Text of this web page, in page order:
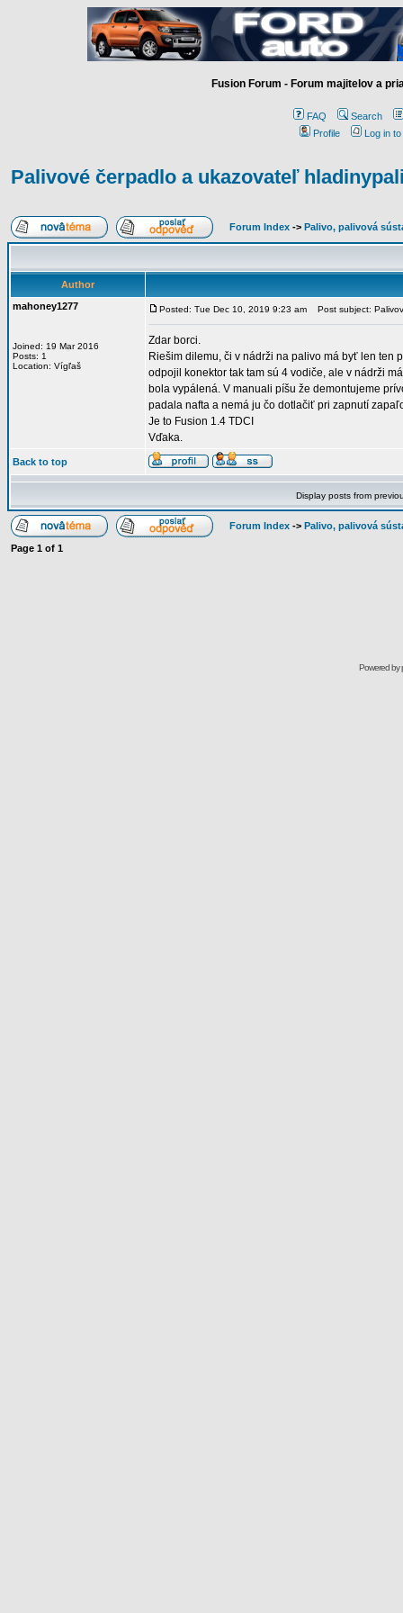
Fusion Forum - Forum majitelov a
FAQ
Search
Profile
Log in
Palivové čerpadlo a ukazovateľ
Forum Index -> Palivo, palivová
Author
mahoney1277
Joined: 19 Mar 2016
Posts: 1
Location: Vígľaš
Posted: Tue Dec 10, 2019 9:23 am Post subject:
Zdar borci.
Riešim dilemu, či v nádrži na palivo má byť len ten
odpojil konektor tak tam sú 4 vodiče, ale v nádrži
bola vypálená. V manuali píšu že demontujeme
padala nafta a nemá ju čo dotlačiť pri zapnutí
Je to Fusion 1.4 TDCI
Vďaka.
Back to top
Display posts from
Forum Index -> Palivo, palivová
Page 1 of 1
Powered by